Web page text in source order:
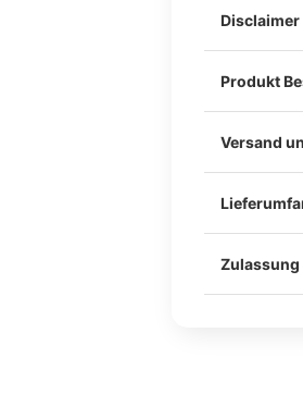
Disclaimer
Produkt
Versand
Im
Zulassung
Alle